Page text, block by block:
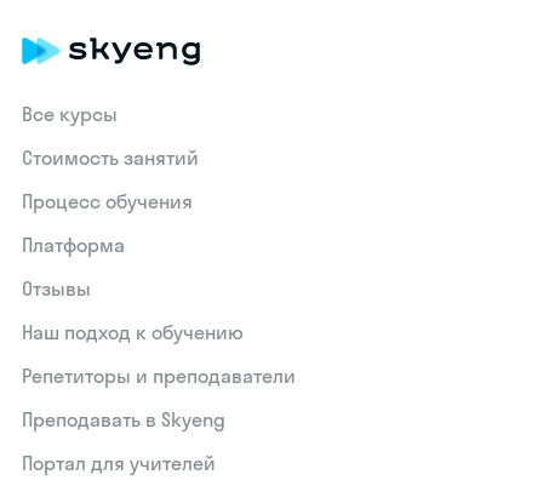
Все курсы
Стоимость занятий
Процесс обучения
Платформа
Отзывы
Наш подход к обучению
Репетиторы и преподаватели
Преподавать в Skyeng
Портал для учителей